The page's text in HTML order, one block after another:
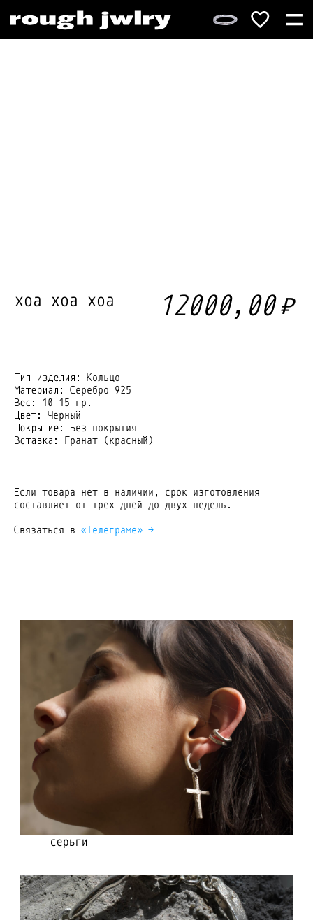
хоа хоа хоа 12000,00 ₽
Тип изделия: Кольцо
Материал:
Серебро 925
Вес: 10-15 гр.
Цвет: Черный
Покрытие:
Без покрытия
Вставка:
Гранат (красный)
Если товара нет в наличии, срок изготовления
составляет от трех дней до двух недель.
Связаться в «Телеграме» →
браслеты